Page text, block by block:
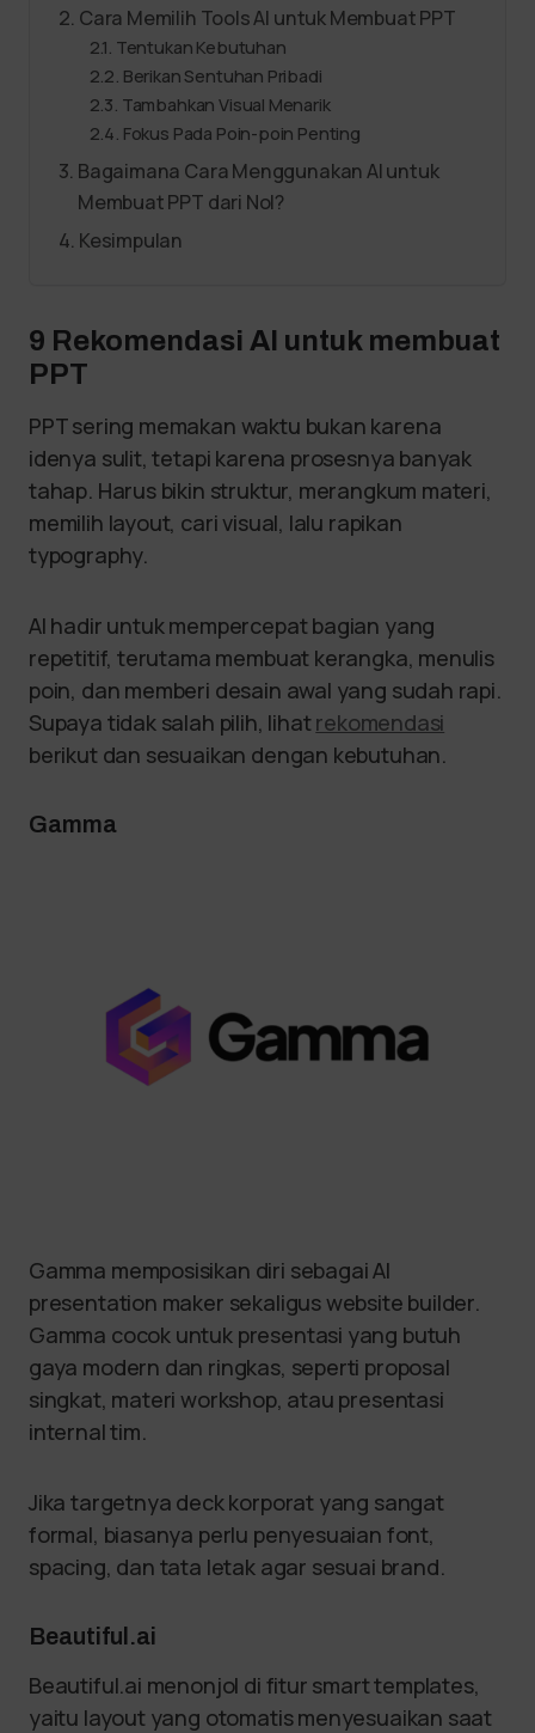
Cara Memilih Tools AI untuk Membuat PPT
Tentukan Kebutuhan
Berikan Sentuhan Pribadi
Tambahkan Visual Menarik
Fokus Pada Poin-poin Penting
Bagaimana Cara Menggunakan AI untuk
Membuat PPT dari Nol?
Kesimpulan
9 Rekomendasi AI untuk membuat
PPT
PPT sering memakan waktu bukan karena
idenya sulit, tetapi karena prosesnya banyak
tahap. Harus bikin struktur, merangkum materi,
memilih layout, cari visual, lalu rapikan
typography.
AI hadir untuk mempercepat bagian yang
repetitif, terutama membuat kerangka, menulis
poin, dan memberi desain awal yang sudah rapi.
Supaya tidak salah pilih, lihatrekomendasi
berikut dan sesuaikan dengan kebutuhan.
Gamma
Gamma memposisikan diri sebagai AI
presentation maker sekaligus website builder.
Gamma cocok untuk presentasi yang butuh
gaya modern dan ringkas, seperti proposal
singkat, materi workshop, atau presentasi
internal tim.
Jika targetnya deck korporat yang sangat
formal, biasanya perlu penyesuaian font,
spacing, dan tata letak agar sesuai brand.
Beautiful.ai
Beautiful.ai menonjol di fitur smart templates,
yaitu layout yang otomatis menyesuaikan saat